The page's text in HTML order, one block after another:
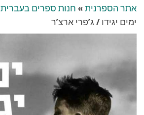
אתר הספרנית » חנות ספרים בעברית
ימים יגידו / ג’פרי ארצ’ר